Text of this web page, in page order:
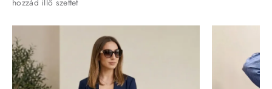
hozzád illő szettet